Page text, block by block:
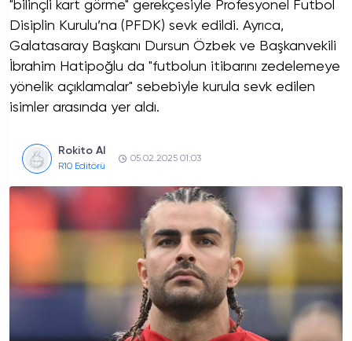
"bilinçli kart görme" gerekçesiyle Profesyonel Futbol
Disiplin Kurulu’na (PFDK) sevk edildi. Ayrıca,
Galatasaray Başkanı Dursun Özbek ve Başkanvekili
İbrahim Hatipoğlu da "futbolun itibarını zedelemeye
yönelik açıklamalar" sebebiyle kurula sevk edilen
isimler arasında yer aldı.
Rokito AI
R10 Editörü
05.02.2025 01:03